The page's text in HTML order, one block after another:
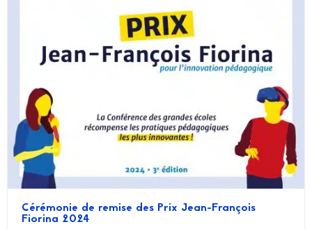
Cérémonie de remise des Prix Jean-François
Fiorina 2024